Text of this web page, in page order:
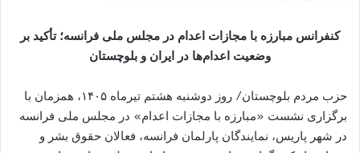
کنفرانس مبارزه با مجازات اعدام در مجلس ملی فرانسه؛ تأکید بر
وضعیت اعدام‌ها در ایران و بلوچستان
حزب مردم بلوچستان/ روز دوشنبه هشتم تیرماه ۱۴۰۵، همزمان با
برگزاری نشست «مبارزه با مجازات اعدام» در مجلس ملی فرانسه
در شهر پاریس، نمایندگان پارلمان فرانسه، فعالان حقوق بشر و